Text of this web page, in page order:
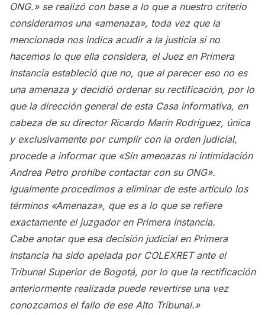
ONG.» se realizó con base a lo que a nuestro criterio
consideramos una «amenaza», toda vez que la
mencionada nos indica acudir a la justicia si no
hacemos lo que ella considera, el Juez en Primera
Instancia estableció que no, que al parecer eso no es
una amenaza y decidió ordenar su rectificación, por lo
que la dirección general de esta Casa informativa, en
cabeza de su director Ricardo Marín Rodríguez, única
y exclusivamente por cumplir con la orden judicial,
procede a informar que «Sin amenazas ni intimidación
Andrea Petro prohíbe contactar con su ONG».
Igualmente procedimos a eliminar de este artículo los
términos «Amenaza», que es a lo que se refiere
exactamente el juzgador en Primera Instancia.
Cabe anotar que esa decisión judicial en Primera
Instancia ha sido apelada por COLEXRET ante el
Tribunal Superior de Bogotá, por lo que la rectificación
anteriormente realizada puede revertirse una vez
conozcamos el fallo de ese Alto Tribunal.»